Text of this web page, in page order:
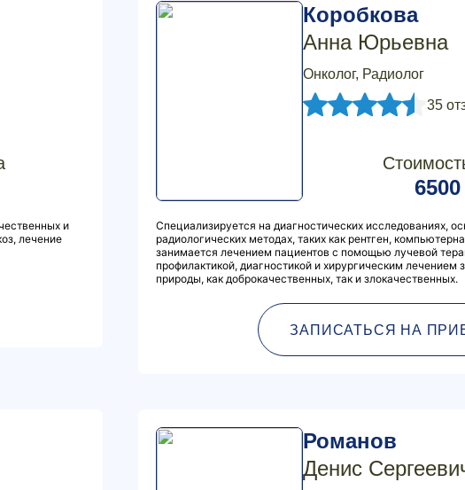
и
лечение
Коробкова
Анна Юрьевна
Онколог, Радиолог
35
Специализируется на диагностических исследованиях,
радиологических методах, таких как рентген,
занимается лечением пациентов с помощью лучевой
профилактикой, диагностикой и хирургическим лечением
природы, как доброкачественных, так и злокачественных.
ЗАПИСАТЬСЯ НА
Романов
Денис